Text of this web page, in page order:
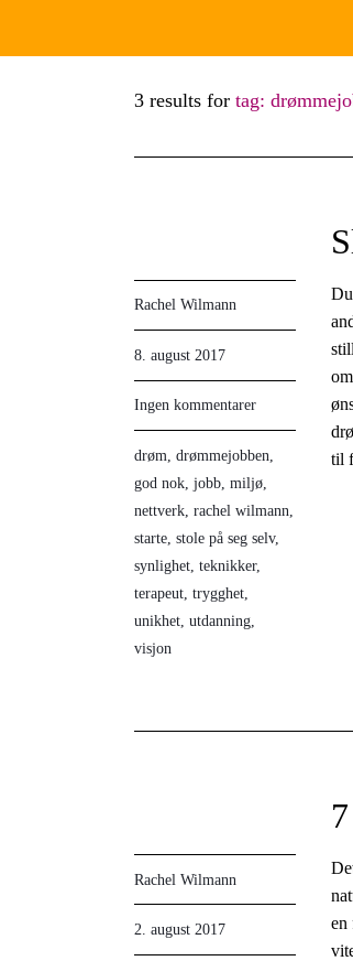
3 results for tag:
Rachel Wilmann
8. august 2017
Ingen kommentarer
drøm, drømmejobben,
god nok, jobb, miljø,
nettverk, rachel wilmann,
starte, stole på seg selv,
synlighet, teknikker,
terapeut, trygghet,
unikhet, utdanning,
visjon
til
Rachel Wilmann
2. august 2017
en